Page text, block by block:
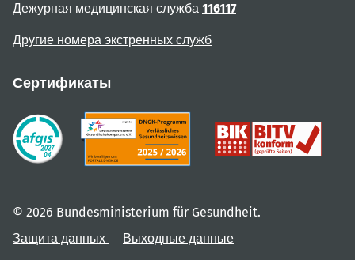
Дежурная медицинская служба 116117
Другие номера экстренных служб
Сертификаты
© 2026 Bundesministerium für Gesundheit.
Защита данных
Выходные данные